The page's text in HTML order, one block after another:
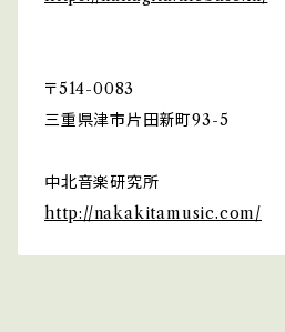
〒514-0083
三重県津市片田新町93-5
中北音楽研究所
http://nakakitamusic.com/